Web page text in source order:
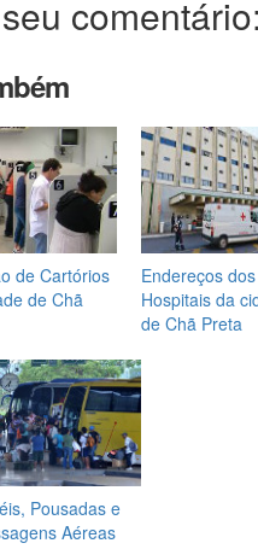
comentário:
de Cartórios
de Chã
Endereços dos
Hospitais da
de Chã Preta
Pousadas e
Aéreas